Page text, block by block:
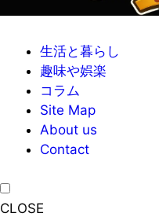
生活と暮らし
趣味や娯楽
コラム
Site Map
About us
Contact
CLOSE